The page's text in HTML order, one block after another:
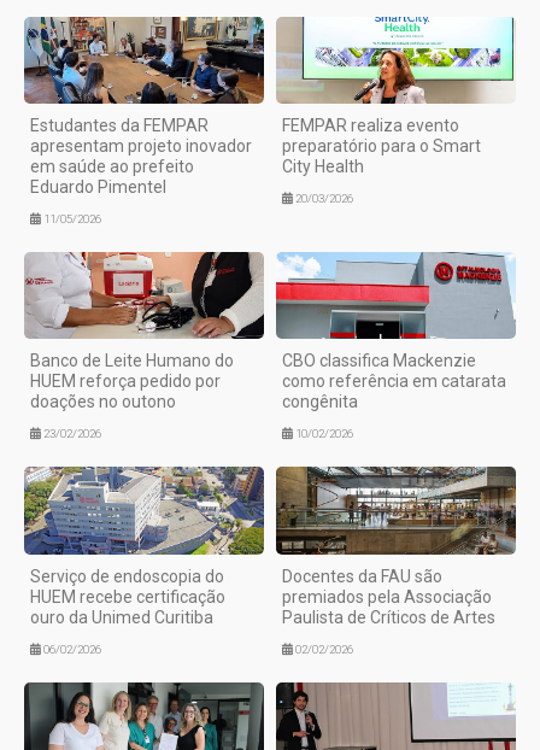
Estudantes da FEMPAR
apresentam projeto inovador
em saúde ao prefeito
Eduardo Pimentel
11/05/2026
FEMPAR realiza evento
preparatório para o Smart
City Health
20/03/2026
Banco de Leite Humano do
HUEM reforça pedido por
doações no outono
23/02/2026
CBO classifica Mackenzie
como referência em catarata
congênita
10/02/2026
Serviço de endoscopia do
HUEM recebe certificação
ouro da Unimed Curitiba
06/02/2026
Docentes da FAU são
premiados pela Associação
Paulista de Críticos de Artes
02/02/2026